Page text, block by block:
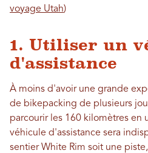
voyage Utah)
1. Utiliser un
d'assistance
À moins d'avoir une grande
de bikepacking de plusieurs
parcourir les 160 kilomètres en
véhicule d'assistance sera
sentier White Rim soit une